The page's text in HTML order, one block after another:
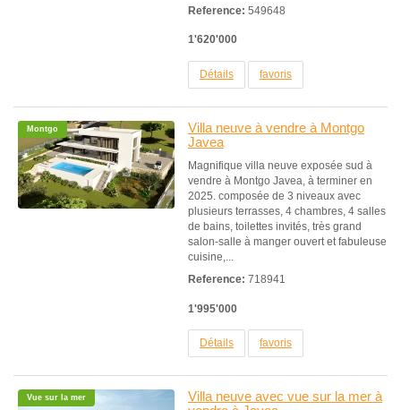
Reference: 549648
1'620'000
Détails favoris
Montgo
Villa neuve à vendre à Montgo
Javea
Magnifique villa neuve exposée sud à
vendre à Montgo Javea, à terminer en
2025. composée de 3 niveaux avec
plusieurs terrasses, 4 chambres, 4 salles
de bains, toilettes invités, très grand
salon-salle à manger ouvert et fabuleuse
cuisine,...
Reference: 718941
1'995'000
Détails favoris
Vue sur la mer
Villa neuve avec vue sur la mer à